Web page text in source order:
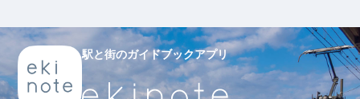
駅と街のガイドブックアプリ